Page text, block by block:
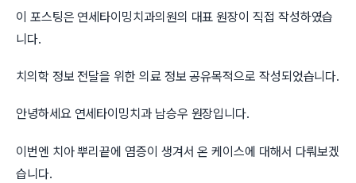
이 포스팅은 연세타이밍치과의원의 대표 원장이 직접 작성하였습
니다.
치의학 정보 전달을 위한 의료 정보 공유목적으로 작성되었습니다.
안녕하세요 연세타이밍치과 남승우 원장입니다.
이번엔 치아 뿌리끝에 염증이 생겨서 온 케이스에 대해서 다뤄보겠
습니다.